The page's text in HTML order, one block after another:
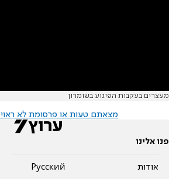
מעצרים בעקבות הפיגוע בשומרון
מצאתם טעות או פרסומת לא
פנו אלינו
אודות
Pусский